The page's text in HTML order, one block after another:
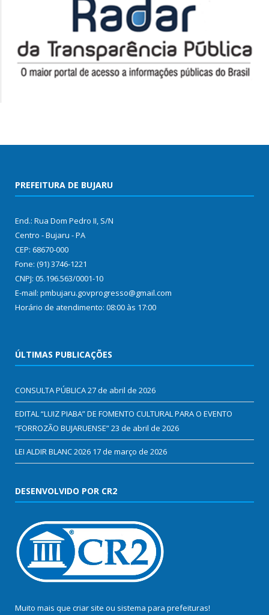
PREFEITURA DE BUJARU
End.: Rua Dom Pedro II, S/N
Centro - Bujaru - PA
CEP: 68670-000
Fone: (91) 3746-1221
CNPJ: 05.196.563/0001-10
E-mail: pmbujaru.govprogresso@gmail.com
Horário de atendimento: 08:00 às 17:00
ÚLTIMAS PUBLICAÇÕES
CONSULTA PÚBLICA27 de abril de 2026
EDITAL “LUIZ PIABA” DE FOMENTO CULTURAL PARA O EVENTO
“FORROZÃO BUJARUENSE”23 de abril de 2026
LEI ALDIR BLANC 2026 17 de março de 2026
DESENVOLVIDO POR CR2
Muito mais que criar site ou sistema para prefeituras!